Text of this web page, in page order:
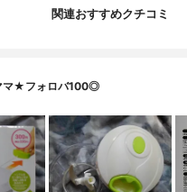
関連おすすめクチコミ
マ★フォロバ100◎